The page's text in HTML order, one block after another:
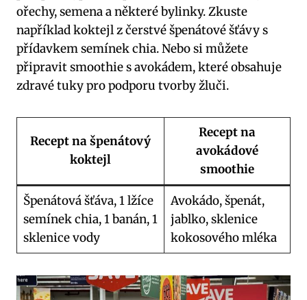
ořechy, semena a některé bylinky. Zkuste
například koktejl z čerstvé špenátové šťávy s
přídavkem semínek chia. Nebo si můžete
připravit smoothie s avokádem, které obsahuje
zdravé tuky pro podporu tvorby žluči.
Recept na špenátový
koktejl
Recept na
avokádové
smoothie
Špenátová šťáva, 1 lžíce
semínek chia, 1 banán, 1
sklenice vody
Avokádo, špenát,
jablko, sklenice
kokosového mléka